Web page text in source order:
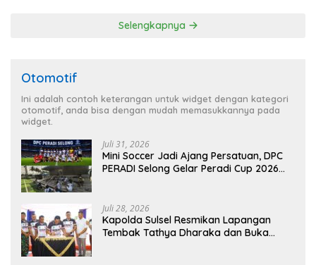
Selengkapnya
Otomotif
Ini adalah contoh keterangan untuk widget dengan kategori
otomotif, anda bisa dengan mudah memasukkannya pada
widget.
Juli 31, 2026
Mini Soccer Jadi Ajang Persatuan, DPC
PERADI Selong Gelar Peradi Cup 2026
Juli 28, 2026
Kapolda Sulsel Resmikan Lapangan
Tembak Tathya Dharaka dan Buka